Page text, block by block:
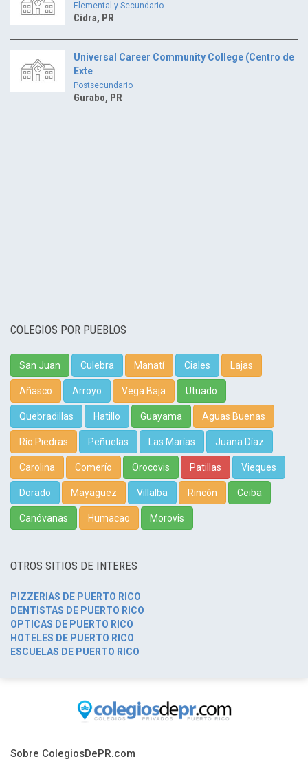
Elemental y Secundario
Cidra, PR
Universal Career Community College (Centro de
Exte
Postsecundario
Gurabo, PR
COLEGIOS POR PUEBLOS
San Juan Culebra Manatí Ciales Lajas
Añasco Arroyo Vega Baja Utuado
Quebradillas Hatillo Guayama Aguas Buenas
Río Piedras Peñuelas Las Marías Juana Díaz
Carolina Comerío Orocovis Patillas Vieques
Dorado Mayagüez Villalba Rincón Ceiba
Canóvanas Humacao Morovis
OTROS SITIOS DE INTERES
PIZZERIAS DE PUERTO RICO
DENTISTAS DE PUERTO RICO
OPTICAS DE PUERTO RICO
HOTELES DE PUERTO RICO
ESCUELAS DE PUERTO RICO
Sobre ColegiosDePR.com